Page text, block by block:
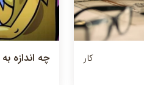
کار چه اندازه